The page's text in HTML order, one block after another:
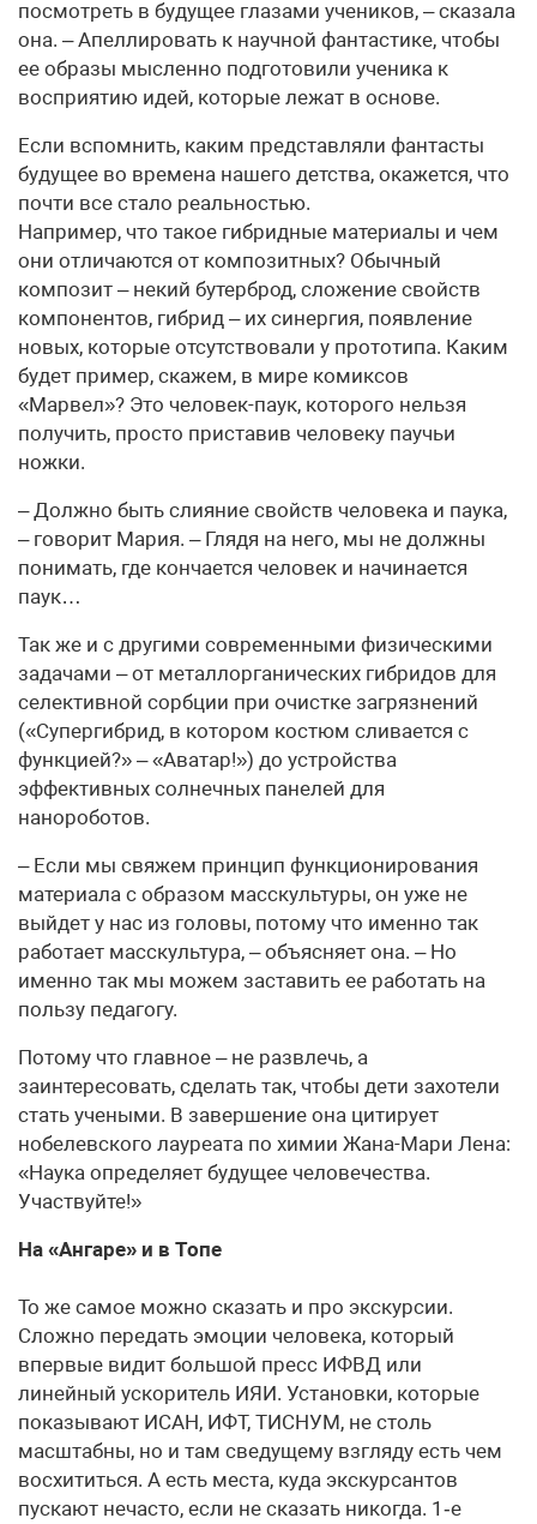
посмотреть в будущее глазами учеников, – сказала
она. – Апеллировать к научной фантастике, чтобы
ее образы мысленно подготовили ученика к
восприятию идей, которые лежат в основе.
Если вспомнить, каким представляли фантасты
будущее во времена нашего детства, окажется, что
почти все стало реальностью.
Например, что такое гибридные материалы и чем
они отличаются от композитных? Обычный
композит – некий бутерброд, сложение свойств
компонентов, гибрид – их синергия, появление
новых, которые отсутствовали у прототипа. Каким
будет пример, скажем, в мире комиксов
«Марвел»? Это человек-паук, которого нельзя
получить, просто приставив человеку паучьи
ножки.
– Должно быть слияние свойств человека и паука,
– говорит Мария. – Глядя на него, мы не должны
понимать, где кончается человек и начинается
паук…
Так же и с другими современными физическими
задачами – от металлорганических гибридов для
селективной сорбции при очистке загрязнений
(«Супергибрид, в котором костюм сливается с
функцией?» – «Аватар!») до устройства
эффективных солнечных панелей для
нанороботов.
– Если мы свяжем принцип функционирования
материала с образом масскультуры, он уже не
выйдет у нас из головы, потому что именно так
работает масскультура, – объясняет она. – Но
именно так мы можем заставить ее работать на
пользу педагогу.
Потому что главное – не развлечь, а
заинтересовать, сделать так, чтобы дети захотели
стать учеными. В завершение она цитирует
нобелевского лауреата по химии Жана-Мари Лена:
«Наука определяет будущее человечества.
Участвуйте!»
На «Ангаре» и в Топе
То же самое можно сказать и про экскурсии.
Сложно передать эмоции человека, который
впервые видит большой пресс ИФВД или
линейный ускоритель ИЯИ. Установки, которые
показывают ИСАН, ИФТ, ТИСНУМ, не столь
масштабны, но и там сведущему взгляду есть чем
восхититься. А есть места, куда экскурсантов
пускают нечасто, если не сказать никогда. 1‑е